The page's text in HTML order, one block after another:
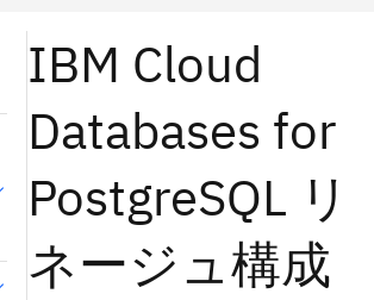
IBM Cloud
Databases for
PostgreSQL リ
ネージュ構成